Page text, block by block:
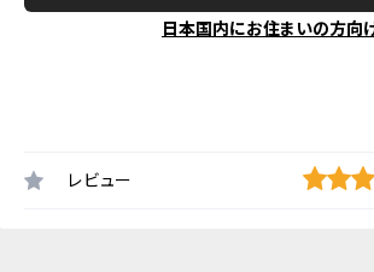
日本国内にお住まいの方向
レビュー